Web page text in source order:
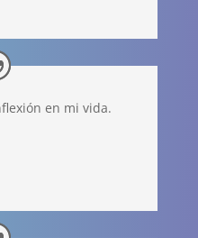
en mi vida.